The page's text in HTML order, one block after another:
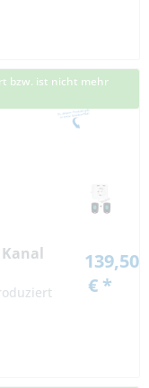
bzw. ist nicht mehr
Kanal
139,50
€ *